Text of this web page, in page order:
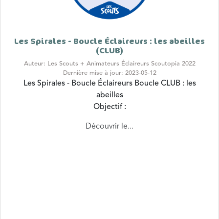
(CLUB)
Auteur: Les Scouts + Animateurs Éclaireurs Scoutopia 2022
Les Spirales - Boucle Éclaireurs Boucle CLUB : les
abeilles
Objectif :
Découvrir le...